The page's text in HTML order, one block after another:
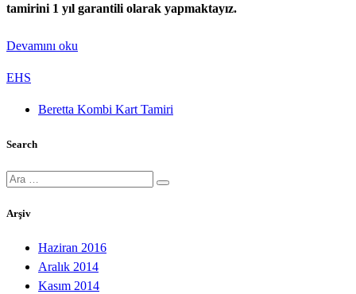
tamirini 1 yıl garantili olarak yapmaktayız.
Devamını oku
EHS
Beretta Kombi Kart Tamiri
Search
Ara:
Arşiv
Haziran 2016
Aralık 2014
Kasım 2014